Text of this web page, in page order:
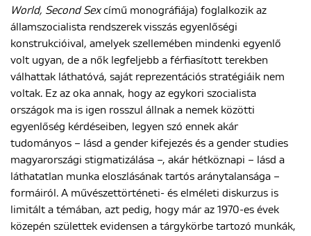
World, Second Sexcímű monográfiája) foglalkozik az
államszocialista rendszerek visszás egyenlőségi
konstrukcióival, amelyek szellemében mindenki egyenlő
volt ugyan, de a nők legfeljebb a férfiasított terekben
válhattak láthatóvá, saját reprezentációs stratégiáik nem
voltak. Ez az oka annak, hogy az egykori szocialista
országok ma is igen rosszul állnak a nemek közötti
egyenlőség kérdéseiben, legyen szó ennek akár
tudományos – lásd a gender kifejezés és a gender studies
magyarországi stigmatizálása –, akár hétköznapi – lásd a
láthatatlan munka eloszlásának tartós aránytalansága –
formáiról. A művészettörténeti- és elméleti diskurzus is
limitált a témában, azt pedig, hogy már az 1970-es évek
közepén születtek evidensen a tárgykörbe tartozó munkák,